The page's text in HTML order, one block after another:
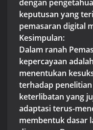
dengan
keputusan yang
pemasaran digital
Kesimpulan:
Dalam ranah
kepercayaan
menentukan
terhadap
keterlibatan yang
adaptasi terus-
membentuk dasar